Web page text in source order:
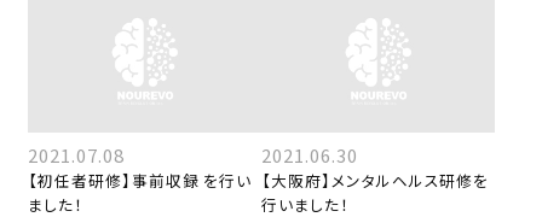
2021.07.08
【初任者研修】事前収録 を行い
ました！
2021.06.30
【大阪府】メンタルヘルス研修を
行いました！